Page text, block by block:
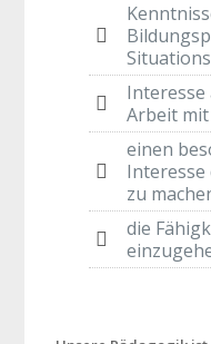
Interesse
Arbeit
einen
zu
die